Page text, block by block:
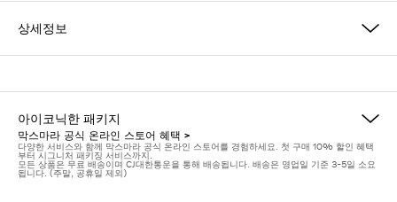
상세정보
아이코닉한 패키지
막스마라 공식 온라인 스토어 혜택 >
다양한 서비스와 함께 막스마라 공식 온라인 스토어를 경험하세요. 첫 구매 10% 할인 혜택
부터 시그니처 패키징 서비스까지.
모든 상품은 무료 배송이며 CJ대한통운을 통해 배송됩니다. 배송은 영업일 기준 3-5일 소요
됩니다. (주말, 공휴일 제외)